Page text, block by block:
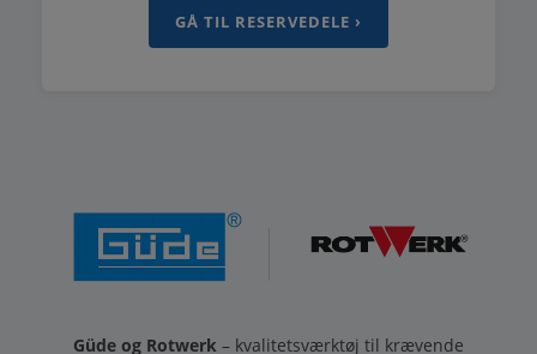
GÅ TIL RESERVEDELE ›
Güde og Rotwerk – kvalitetsværktøj til krævende